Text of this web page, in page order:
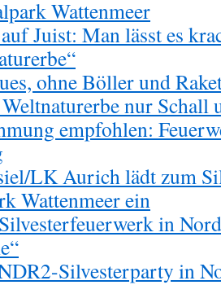
Wattenmeer
Juist: Man lässt es
ohne Böller und
nur Schall
empfohlen:
LK Aurich lädt zum
Wattenmeer ein
in
Silvesterparty in